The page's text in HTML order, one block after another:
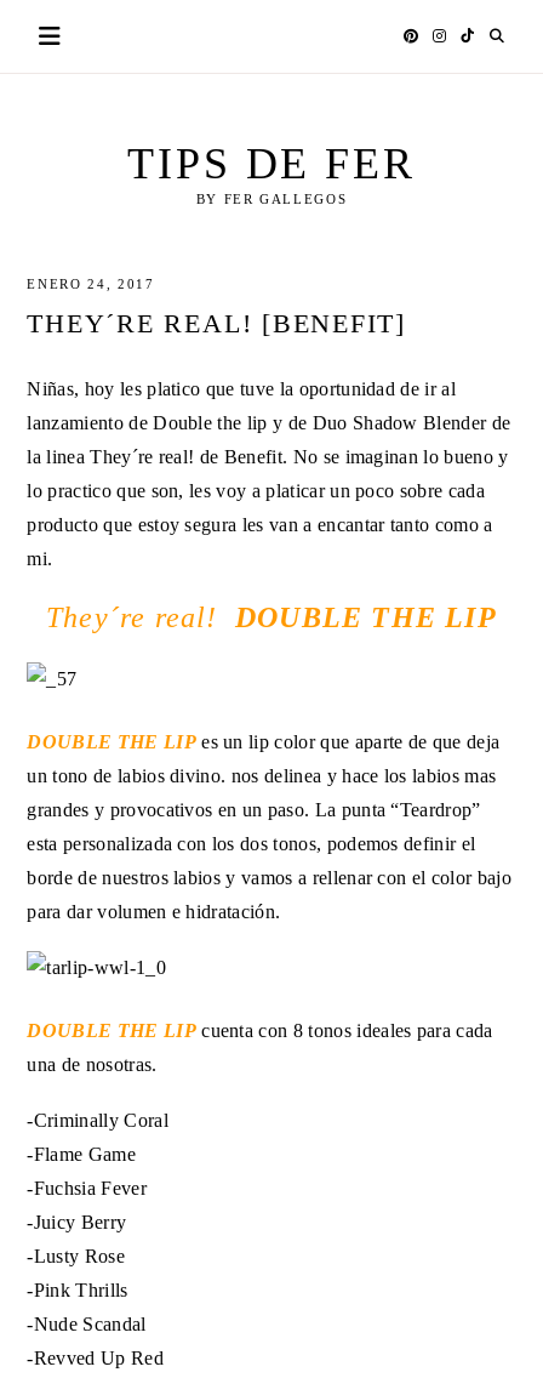
TIPS DE FER
BY FER GALLEGOS
ENERO 24, 2017
THEY´RE REAL! [BENEFIT]
Niñas, hoy les platico que tuve la oportunidad de ir al
lanzamiento de Double the lip y de Duo Shadow Blender de
la linea They´re real! de Benefit. No se imaginan lo bueno y
lo practico que son, les voy a platicar un poco sobre cada
producto que estoy segura les van a encantar tanto como a
mi.
They´re real! DOUBLE THE LIP
DOUBLE THE LIPes un lip color que aparte de que deja
un tono de labios divino. nos delinea y hace los labios mas
grandes y provocativos en un paso. La punta “Teardrop”
esta personalizada con los dos tonos, podemos definir el
borde de nuestros labios y vamos a rellenar con el color bajo
para dar volumen e hidratación.
DOUBLE THE LIPcuenta con 8 tonos ideales para cada
una de nosotras.
-Criminally Coral
-Flame Game
-Fuchsia Fever
-Juicy Berry
-Lusty Rose
-Pink Thrills
-Nude Scandal
-Revved Up Red